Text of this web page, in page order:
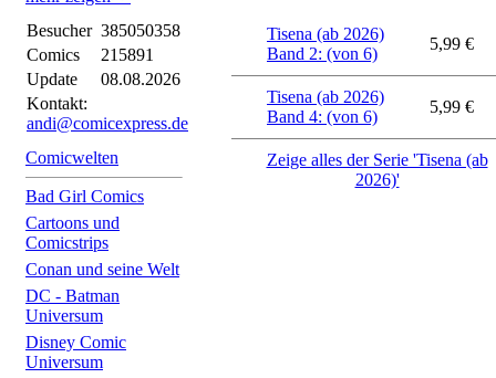
Besucher 385050358
Comics
215891
Update
08.08.2026
Kontakt:
andi@comicexpress.de
Comicwelten
Bad Girl Comics
Cartoons und
Comicstrips
Conan und seine Welt
DC - Batman
Universum
Disney Comic
Universum
Tisena (ab 2026)
Band 2: (von 6)
5,99 €
Tisena (ab 2026)
Band 4: (von 6)
5,99 €
Zeige alles der Serie 'Tisena (ab
2026)'